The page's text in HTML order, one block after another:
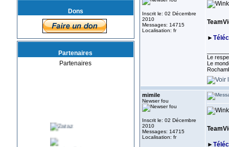
Dons
Partenaires
Partenaires
Inscrit le: 02 Décembre
2010
Messages: 14715
Localisation: fr
►
Le
Le
mimile
Newser fou
Inscrit le: 02 Décembre
2010
Messages: 14715
Localisation: fr
►